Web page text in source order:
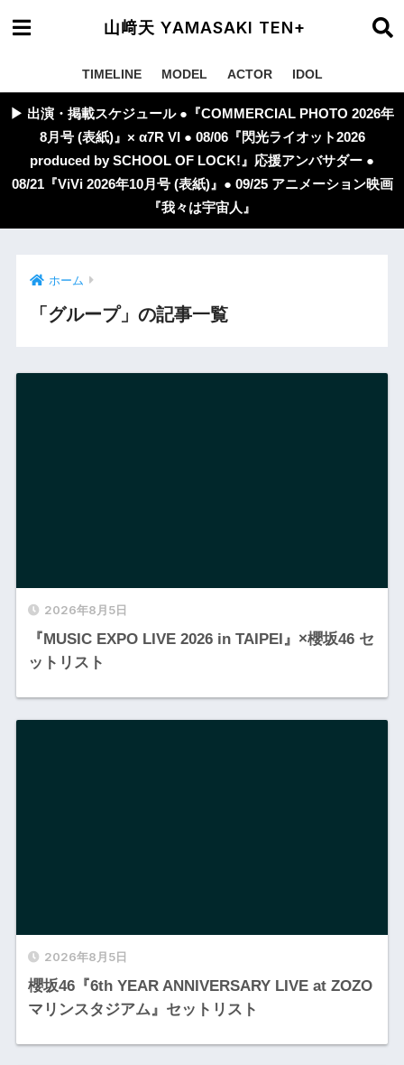
山﨑天 YAMASAKI TEN+
TIMELINE MODEL ACTOR IDOL
▶︎ 出演・掲載スケジュール ●『COMMERCIAL PHOTO 2026年
8月号 (表紙)』× α7R VI ● 08/06『閃光ライオット2026
produced by SCHOOL OF LOCK!』応援アンバサダー ●
08/21『ViVi 2026年10月号 (表紙)』● 09/25 アニメーション映画
『我々は宇宙人』
ホーム
「グループ」の記事一覧
2026年8月5日
『MUSIC EXPO LIVE 2026 in TAIPEI』×櫻坂46 セ
ットリスト
2026年8月5日
櫻坂46『6th YEAR ANNIVERSARY LIVE at ZOZO
マリンスタジアム』セットリスト